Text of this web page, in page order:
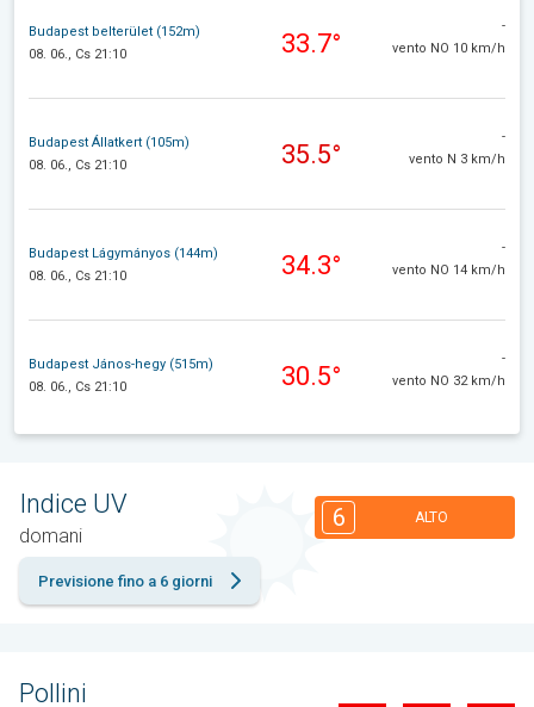
Budapest belterület (152m)
08. 06., Cs 21:10
33.7°
-
vento NO 10 km/h
Budapest Állatkert (105m)
08. 06., Cs 21:10
35.5°
-
vento N 3 km/h
Budapest Lágymányos (144m)
08. 06., Cs 21:10
34.3°
-
vento NO 14 km/h
Budapest János-hegy (515m)
08. 06., Cs 21:10
30.5°
-
vento NO 32 km/h
Indice UV
domani
6 ALTO
Previsione fino a 6 giorni
Pollini